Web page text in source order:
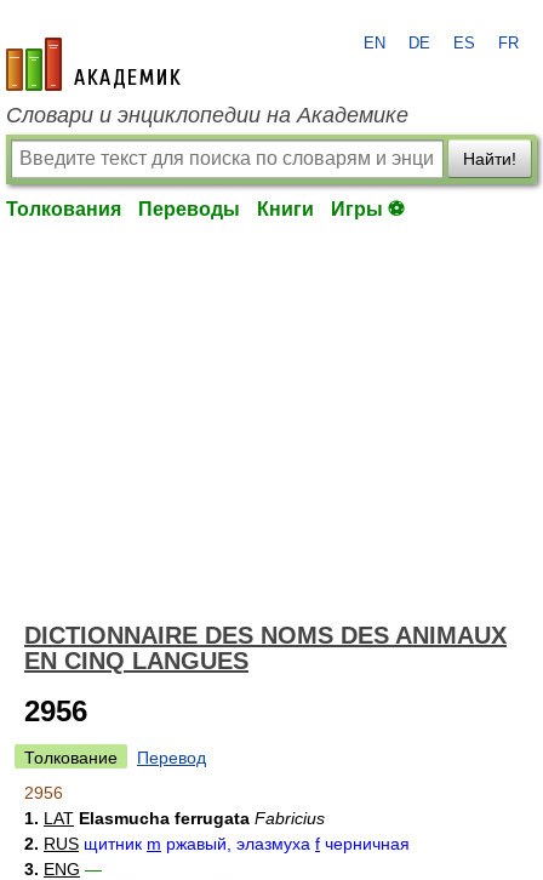
academic.ru
EN DE ES FR
Словари и энциклопедии на Академике
Найти!
Толкования Переводы Книги Игры ⚽
DICTIONNAIRE DES NOMS DES ANIMAUX
EN CINQ LANGUES
2956
Толкование
Перевод
2956
1. LAT Elasmucha ferrugata Fabricius
2. RUS щитник m ржавый, элазмуха f черничная
3. ENG —